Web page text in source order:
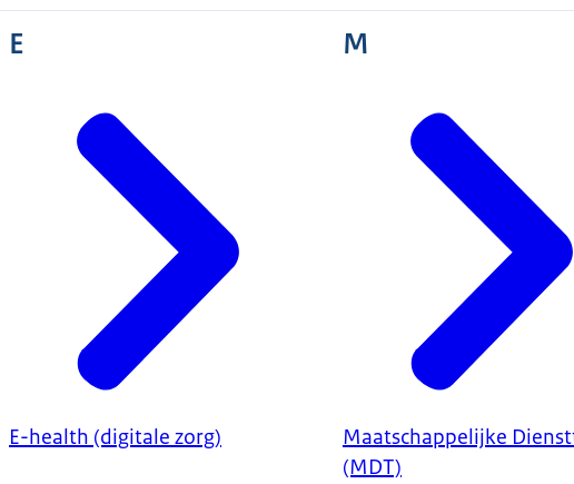
E
E-health (digitale zorg)
M
Maatschappelijke
(MDT)